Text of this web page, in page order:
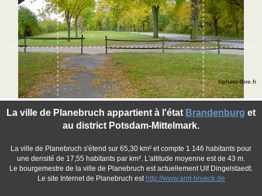
La ville de Planebruch appartient à l'état Brandenburg et
au district Potsdam-Mittelmark.
La ville de Planebruch s'étend sur 65,30 km² et compte 1 146 habitants pour
une densité de 17,55 habitants par km². L'altitude moyenne est de 43 m.
Le bourgemestre de la ville de Planebruch est actuellement Ulf Dingelstaedt.
Le site Internet de Planebruch est http://www.amt-brueck.de
©photo-libre.fr